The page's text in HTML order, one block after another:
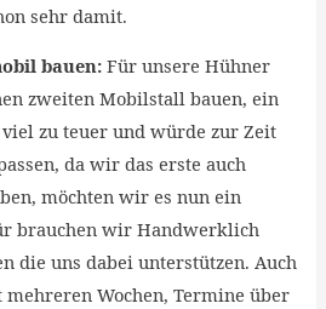
sehr damit.
bauen:Für unsere Hühner
zweiten Mobilstall bauen, ein
zu teuer und würde zur Zeit
da wir das erste auch
möchten wir es nun ein
brauchen wir Handwerklich
die uns dabei unterstützen. Auch
Wochen, Termine über